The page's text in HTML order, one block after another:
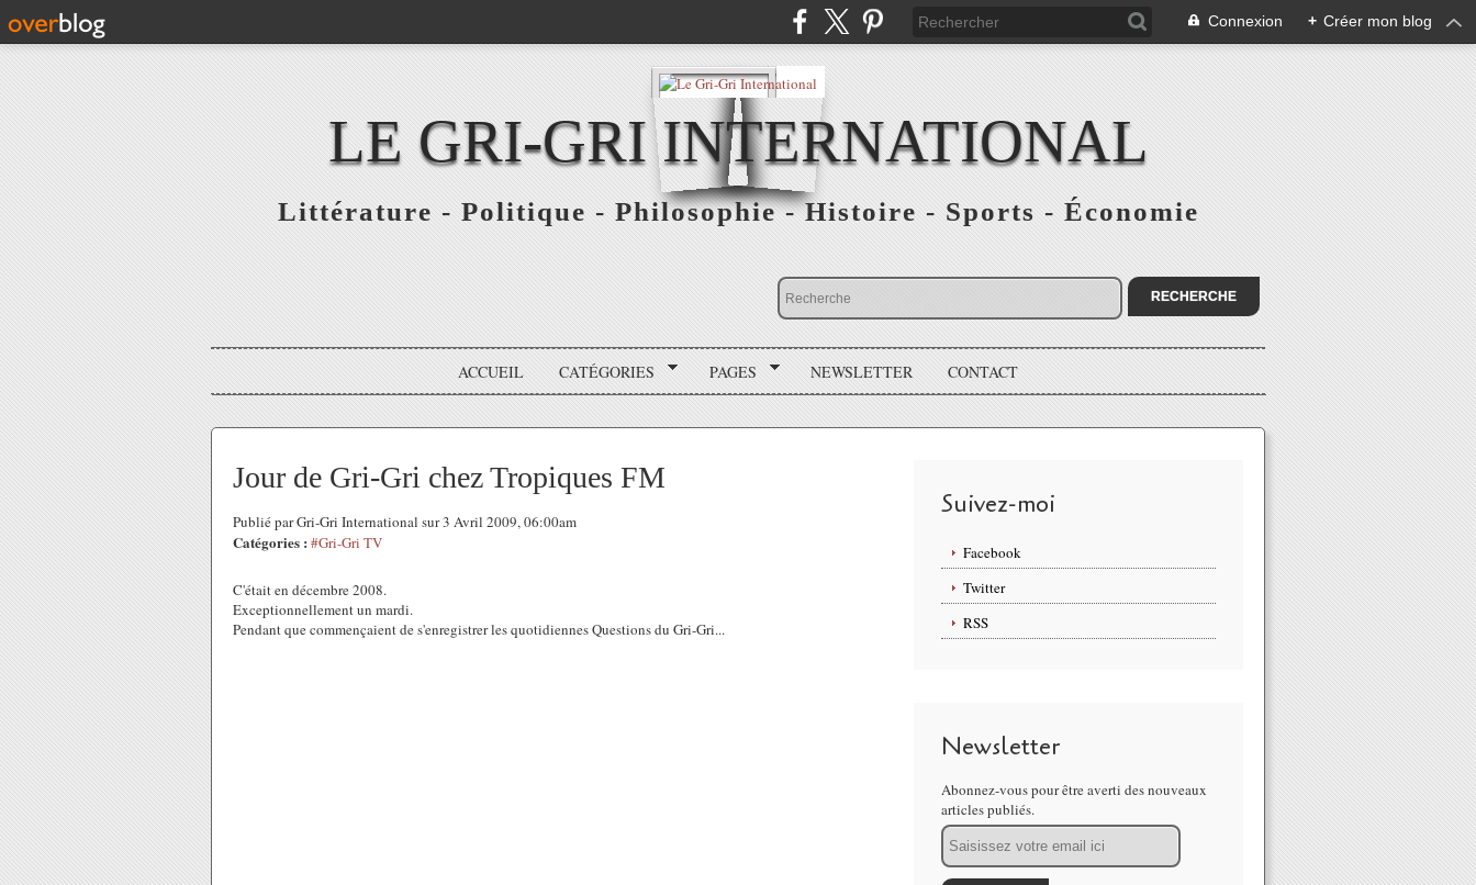
Connexion + Créer mon blog
LE GRI-GRI INTERNATIONAL
Littérature - Politique - Philosophie - Histoire - Sports - Économie
ACCUEIL CATÉGORIES PAGES NEWSLETTER CONTACT
Jour de Gri-Gri chez Tropiques FM
Publié par Gri-Gri International sur 3 Avril 2009, 06:00am
Catégories : #Gri-Gri TV
C'était en décembre 2008.
Exceptionnellement un mardi.
Pendant que commençaient de s'enregistrer les quotidiennes Questions du Gri-Gri...
Suivez-moi
Facebook
Twitter
RSS
Newsletter
Abonnez-vous pour être averti des nouveaux
articles publiés.
Email